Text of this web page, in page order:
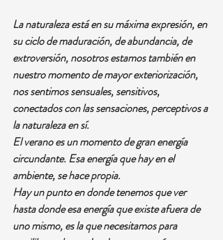
La naturaleza está en su máxima expresión, en
su ciclo de maduración, de abundancia, de
extroversión, nosotros estamos también en
nuestro momento de mayor exteriorización,
nos sentimos sensuales, sensitivos,
conectados con las sensaciones, perceptivos a
la naturaleza en sí.
El verano es un momento de gran energía
circundante. Esa energía que hay en el
ambiente, se hace propia.
Hay un punto en donde tenemos que ver
hasta donde esa energía que existe afuera de
uno mismo, es la que necesitamos para